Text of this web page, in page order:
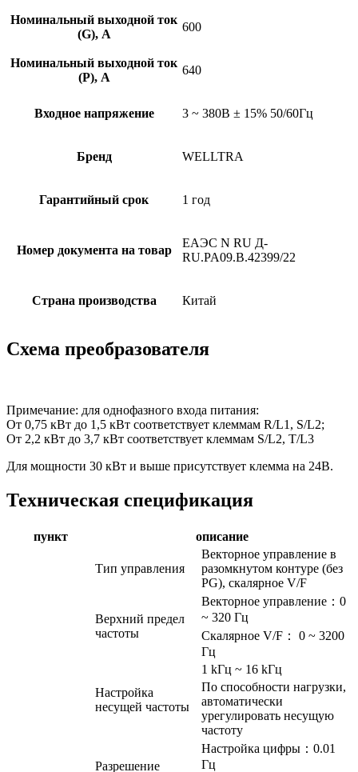
Номинальный выходной ток
(G), A
600
Номинальный выходной ток
(P), A
640
Входное напряжение 3 ~ 380B ± 15% 50/60Гц
Бренд WELLTRA
Гарантийный срок 1 год
Номер документа на товар
ЕАЭС N RU Д-
RU.PA09.B.42399/22
Страна производства Китай
Схема преобразователя
Примечание: для однофазного входа питания:
От 0,75 кВт до 1,5 кВт соответствует клеммам R/L1, S/L2;
От 2,2 кВт до 3,7 кВт соответствует клеммам S/L2, T/L3
Для мощности 30 кВт и выше присутствует клемма на 24В.
Техническая спецификация
пункт описание
Тип управления
Векторное управление в
разомкнутом контуре (без
PG), скалярное V/F
Верхний предел
частоты
Векторное управление：0
~ 320 Гц
Скалярное V/F： 0 ~ 3200
Гц
Настройка
несущей частоты
1 kГц ~ 16 kГц
По способности нагрузки,
автоматически
урегулировать несущую
частоту
Разрешение
Настройка цифры：0.01
Гц